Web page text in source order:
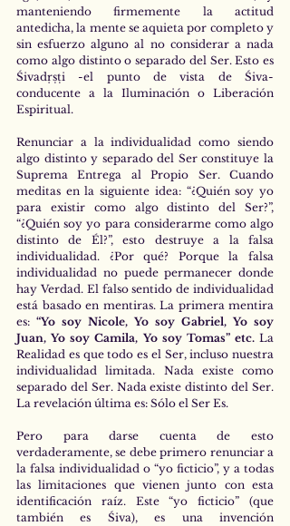
manteniendo firmemente la actitud
antedicha, la mente se aquieta por completo y
sin esfuerzo alguno al no considerar a nada
como algo distinto o separado del Ser. Esto es
Śivadṛṣṭi -el punto de vista de Śiva-
conducente a la Iluminación o Liberación
Espiritual.
Renunciar a la individualidad como siendo
algo distinto y separado del Ser constituye la
Suprema Entrega al Propio Ser. Cuando
meditas en la siguiente idea: “¿Quién soy yo
para existir como algo distinto del Ser?”,
“¿Quién soy yo para considerarme como algo
distinto de Él?”, esto destruye a la falsa
individualidad. ¿Por qué? Porque la falsa
individualidad no puede permanecer donde
hay Verdad. El falso sentido de individualidad
está basado en mentiras. La primera mentira
es: “Yo soy Nicole, Yo soy Gabriel, Yo soy
Juan, Yo soy Camila, Yo soy Tomas” etc. La
Realidad es que todo es el Ser, incluso nuestra
individualidad limitada. Nada existe como
separado del Ser. Nada existe distinto del Ser.
La revelación última es: Sólo el Ser Es.
Pero para darse cuenta de esto
verdaderamente, se debe primero renunciar a
la falsa individualidad o “yo ficticio”, y a todas
las limitaciones que vienen junto con esta
identificación raíz. Este “yo ficticio” (que
también es Śiva), es una invención